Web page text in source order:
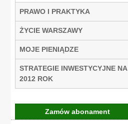
PRAWO I PRAKTYKA
ŻYCIE WARSZAWY
MOJE PIENIĄDZE
STRATEGIE INWESTYCYJNE NA
2012 ROK
Zamów abonament